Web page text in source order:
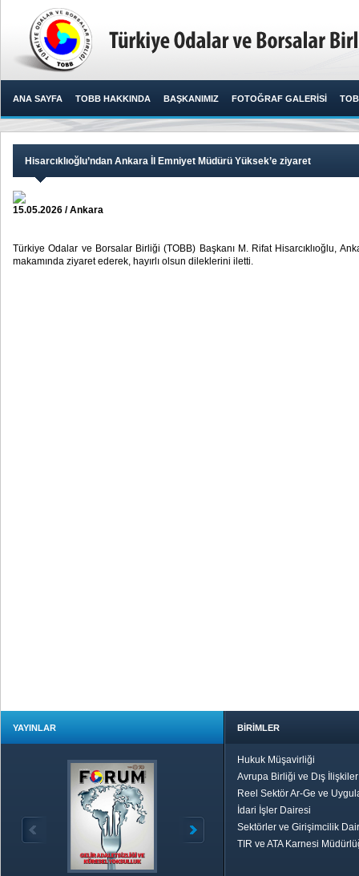
ANA SAYFA TOBB HAKKINDA BAŞKANIMIZ FOTOĞRAF GALERİSİ
Hisarcıklıoğlu’ndan Ankara İl Emniyet Müdürü Yüksek’e ziyaret
15.05.2026 / Ankara
Türkiye Odalar ve Borsalar Birliği (TOBB) Başkanı M. Rifat Hisarcıklıoğlu,
makamında ziyaret ederek, hayırlı olsun dileklerini iletti.​
YAYINLAR BİRİMLER
Hukuk Müşavirliği
Avrupa Birliği ve Dış
Reel Sektör Ar-Ge ve
İdari İşler Dairesi
Sektörler ve Girişimcilik
TIR ve ATA Karnesi